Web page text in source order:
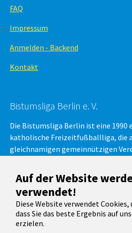
Auf der Website
verwendet!
Diese Website verwendet
dass Sie das beste Ergebnis auf
erzielen.
FAQ
Impressum
Anmelden - Backend
Kontakt
Bistumsliga Berlin e. V.
Die Bistumsliga Berlin ist eine 1990
katholische Freizeitfußballliga, die
gleichnamigen gemeinnützigen
Bistumsliga-Fußball-Meisterschaft,
aus der Region Berlin in
Running with